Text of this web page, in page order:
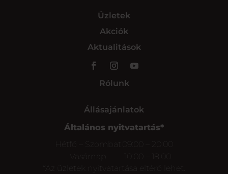
Üzletek
Akciók
Aktualitások
Rólunk
Állásajánlatok
Általános nyitvatartás*
Hétfő – Szombat
09:00 – 20:00
Vasárnap
*Az üzletek nyitvatartása eltérő lehet.